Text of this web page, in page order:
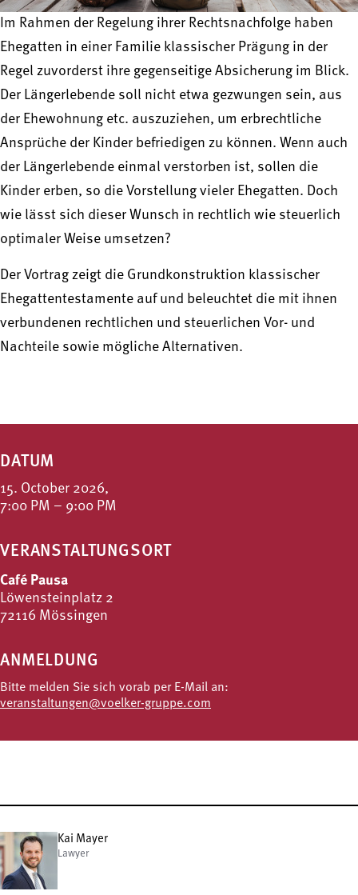
Im Rahmen der Regelung ihrer Rechtsnachfolge haben
Ehegatten in einer Familie klassischer Prägung in der
Regel zuvorderst ihre gegenseitige Absicherung im Blick.
Der Längerlebende soll nicht etwa gezwungen sein, aus
der Ehewohnung etc. auszuziehen, um erbrechtliche
Ansprüche der Kinder befriedigen zu können. Wenn auch
der Längerlebende einmal verstorben ist, sollen die
Kinder erben, so die Vorstellung vieler Ehegatten. Doch
wie lässt sich dieser Wunsch in rechtlich wie steuerlich
optimaler Weise umsetzen?
Der Vortrag zeigt die Grundkonstruktion klassischer
Ehegattentestamente auf und beleuchtet die mit ihnen
verbundenen rechtlichen und steuerlichen Vor- und
Nachteile sowie mögliche Alternativen.
DATUM
15. October 2026,
7:00 PM – 9:00 PM
VERANSTALTUNGSORT
Café Pausa
Löwensteinplatz 2
72116 Mössingen
ANMELDUNG
Bitte melden Sie sich vorab per E-Mail an:
veranstaltungen@voelker-gruppe.com
Kai Mayer
Lawyer